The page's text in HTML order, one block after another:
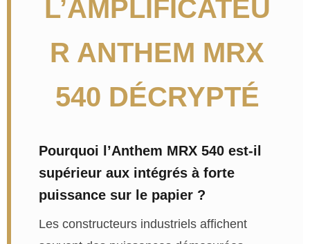
L’AMPLIFICATEU
R ANTHEM MRX
540 DÉCRYPTÉ
Pourquoi l’Anthem MRX 540 est-il
supérieur aux intégrés à forte
puissance sur le papier ?
Les constructeurs industriels affichent